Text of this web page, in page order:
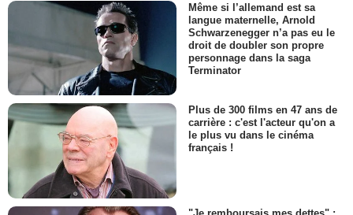
Même si l’allemand est sa
langue maternelle, Arnold
Schwarzenegger n’a pas eu le
droit de doubler son propre
personnage dans la saga
Terminator
Plus de 300 films en 47 ans de
carrière : c'est l'acteur qu'on a
le plus vu dans le cinéma
français !